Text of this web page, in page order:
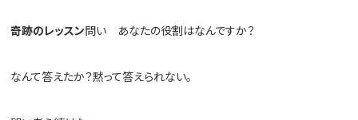
奇跡のレッスン問い あなたの役割はなんですか？
なんて答えたか？黙って答えられない。